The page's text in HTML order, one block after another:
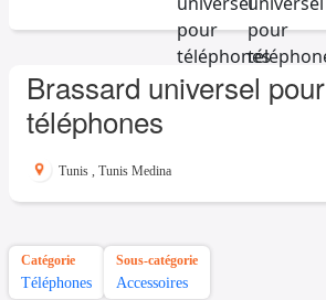
Brassard universel pour
téléphones
Tunis , Tunis Medina
Catégorie
Téléphones
Sous-catégorie
Accessoires